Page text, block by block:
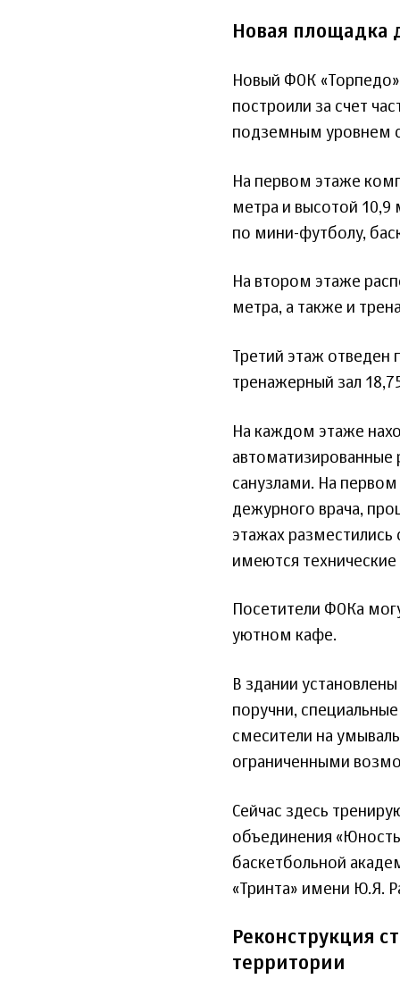
Новая площадка
Новый ФОК
построили за счет
подземным уровнем
На первом этаже
метра и высотой 10,9
по мини-футболу,
На втором этаже
метра, а также и
Третий этаж
тренажерный зал
На каждом этаже
автоматизированные
санузлами. На
дежурного врача,
этажах
имеются
Посетители ФОКа
уютном кафе.
В здании
поручни,
смесители на
ограниченными
Сейчас здесь
объединения
баскетбольной
«Тринта» имени Ю.Я.
Реконструкция
территории